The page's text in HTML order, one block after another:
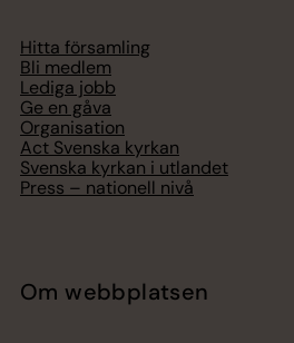
Hitta församling
Bli medlem
Lediga jobb
Ge en gåva
Organisation
Act Svenska kyrkan
Svenska kyrkan i utlandet
Press – nationell nivå
Om webbplatsen